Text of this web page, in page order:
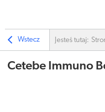
Wstecz Jesteś tutaj:
Cetebe Immuno